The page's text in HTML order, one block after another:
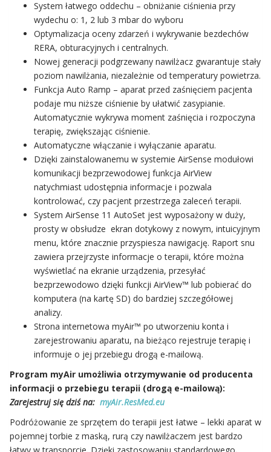
System łatwego oddechu – obniżanie ciśnienia przy
wydechu o: 1, 2 lub 3 mbar do wyboru
Optymalizacja oceny zdarzeń i wykrywanie bezdechów
RERA, obturacyjnych i centralnych.
Nowej generacji podgrzewany nawilżacz gwarantuje stały
poziom nawilżania, niezależnie od temperatury powietrza.
Funkcja Auto Ramp – aparat przed zaśnięciem pacjenta
podaje mu niższe ciśnienie by ułatwić zasypianie.
Automatycznie wykrywa moment zaśnięcia i rozpoczyna
terapię, zwiększając ciśnienie.
Automatyczne włączanie i wyłączanie aparatu.
Dzięki zainstalowanemu w systemie AirSense modułowi
komunikacji bezprzewodowej funkcja AirView
natychmiast udostępnia informacje i pozwala
kontrolować, czy pacjent przestrzega zaleceń terapii.
System AirSense 11 AutoSet jest wyposażony w duży,
prosty w obsłudze ekran dotykowy z nowym, intuicyjnym
menu, które znacznie przyspiesza nawigację. Raport snu
zawiera przejrzyste informacje o terapii, które można
wyświetlać na ekranie urządzenia, przesyłać
bezprzewodowo dzięki funkcji AirView™ lub pobierać do
komputera (na kartę SD) do bardziej szczegółowej
analizy.
Strona internetowa myAir™ po utworzeniu konta i
zarejestrowaniu aparatu, na bieżąco rejestruje terapię i
informuje o jej przebiegu drogą e-mailową.
Program myAir umożliwia otrzymywanie od producenta
informacji o przebiegu terapii (drogą e-mailową):
Zarejestruj się dziś na: myAir.ResMed.eu
Podróżowanie ze sprzętem do terapii jest łatwe – lekki aparat w
pojemnej torbie z maską, rurą czy nawilżaczem jest bardzo